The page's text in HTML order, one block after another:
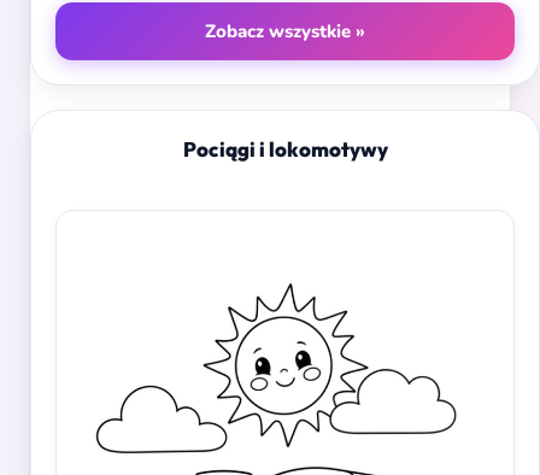
Zobacz wszystkie »
Pociągi i lokomotywy